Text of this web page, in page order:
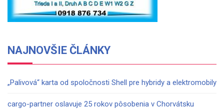
NAJNOVŠIE ČLÁNKY
„Palivová“ karta od spoločnosti Shell pre hybridy a elektromobily
cargo-partner oslavuje 25 rokov pôsobenia v Chorvátsku